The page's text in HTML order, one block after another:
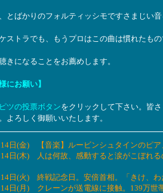
とばかりのフォルティッシモですさまじい
ストラでも、もうプロはこの曲は慣れたも
きになることをお薦めします。
にお願い】
ツの投票ボタンをクリックして下さい。皆
よろしく御願いいたします。
日(金) 【音楽】ルービンシュタインのピア
日(木) 人は何故、感動すると涙がこぼれ
日(火) 終戦記念日。安倍首相。「きけ、
日(月) クレーンが送電線に接触。139万